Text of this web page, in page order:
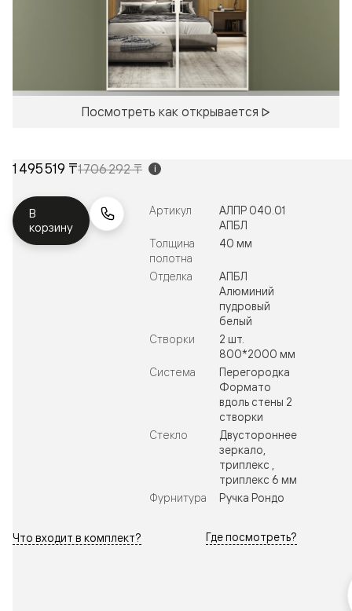
Посмотреть как открывается
1 495 519 ₸1 706 292 ₸ i
В
корзину
Артикул
АЛПР 040.01
АПБЛ
Толщина
полотна
40 мм
Отделка
АПБЛ
Алюминий
пудровый
белый
Створки
2 шт.
800*2000 мм
Система
Перегородка
Формато
вдоль стены 2
створки
Стекло
Двустороннее
зеркало,
триплекс ,
триплекс 6 мм
Фурнитура
Ручка Рондо
Что входит в комплект? Где посмотреть?